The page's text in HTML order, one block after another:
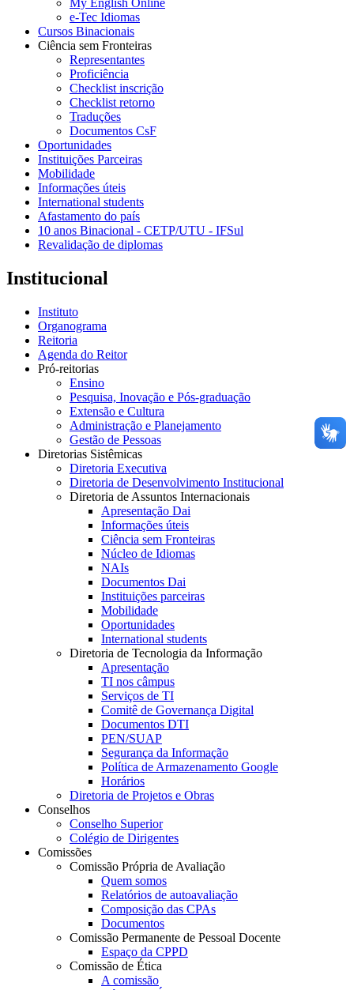
e-Tec Idiomas
Cursos Binacionais
Ciência sem Fronteiras
Representantes
Proficiência
Checklist inscrição
Checklist retorno
Traduções
Documentos CsF
Oportunidades
Instituições Parceiras
Mobilidade
Informações úteis
International students
Afastamento do país
10 anos Binacional - CETP/UTU - IFSul
Revalidação de diplomas
Institucional
Instituto
Organograma
Reitoria
Agenda do Reitor
Pró-reitorias
Ensino
Pesquisa, Inovação e Pós-graduação
Extensão e Cultura
Administração e Planejamento
Gestão de Pessoas
Diretorias Sistêmicas
Diretoria Executiva
Diretoria de Desenvolvimento Institucional
Diretoria de Assuntos Internacionais
Apresentação Dai
Informações úteis
Ciência sem Fronteiras
Núcleo de Idiomas
NAIs
Documentos Dai
Instituições parceiras
Mobilidade
Oportunidades
International students
Diretoria de Tecnologia da Informação
Apresentação
TI nos câmpus
Serviços de TI
Comitê de Governança Digital
Documentos DTI
PEN/SUAP
Segurança da Informação
Política de Armazenamento Google
Horários
Diretoria de Projetos e Obras
Conselhos
Conselho Superior
Colégio de Dirigentes
Comissões
Comissão Própria de Avaliação
Quem somos
Relatórios de autoavaliação
Composição das CPAs
Documentos
Comissão Permanente de Pessoal Docente
Espaço da CPPD
Comissão de Ética
A comissão